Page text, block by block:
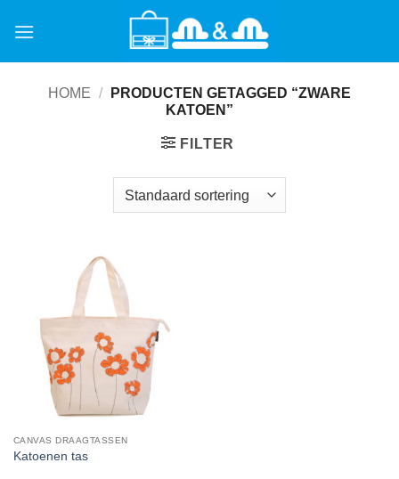
naar
HOME /
PRODUCTEN GETAGGED “ZWARE
KATOEN”
FILTER
CANVAS DRAAGTASSEN
Katoenen tas